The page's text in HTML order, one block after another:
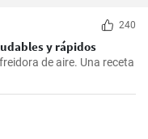
240
y rápidos
de aire. Una receta